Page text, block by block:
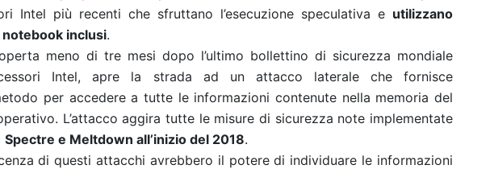
Intel più recenti che sfruttano l’esecuzione speculativa e utilizzano
inclusi.
meno di tre mesi dopo l’ultimo bollettino di sicurezza mondiale
Intel, apre la strada ad un attacco laterale che fornisce
per accedere a tutte le informazioni contenute nella memoria del
L’attacco aggira tutte le misure di sicurezza note implementate
Spectre e Meltdown all’inizio del 2018.
di questi attacchi avrebbero il potere di individuare le informazioni